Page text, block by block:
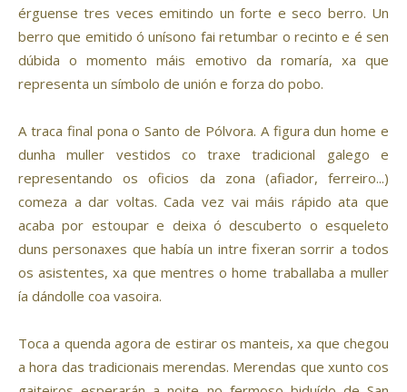
érguense tres veces emitindo un forte e seco berro. Un
berro que emitido ó unísono fai retumbar o recinto e é sen
dúbida o momento máis emotivo da romaría, xa que
representa un símbolo de unión e forza do pobo.
A traca final pona o Santo de Pólvora. A figura dun home e
dunha muller vestidos co traxe tradicional galego e
representando os oficios da zona (afiador, ferreiro...)
comeza a dar voltas. Cada vez vai máis rápido ata que
acaba por estoupar e deixa ó descuberto o esqueleto
duns personaxes que había un intre fixeran sorrir a todos
os asistentes, xa que mentres o home traballaba a muller
ía dándolle coa vasoira.
Toca a quenda agora de estirar os manteis, xa que chegou
a hora das tradicionais merendas. Merendas que xunto cos